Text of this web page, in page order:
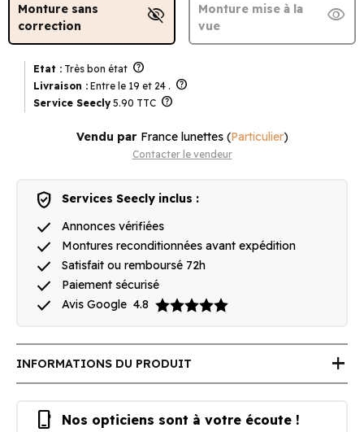
Monture sans
correction
visibility_off
Monture mise à la
vue
visibility
Etat : Très bon état help
Livraison : Entre le 19 et 24 . help
Service Seecly 5.90 TTC help
Vendu par France lunettes(Particulier)
Contacter le vendeur
verified_user Services Seecly inclus :
done Annonces vérifiées
done Montures reconditionnées avant expédition
done Satisfait ou remboursé 72h
done Paiement sécurisé
done Avis Google 4.8
INFORMATIONS DU PRODUIT add
phone_iphone Nos opticiens sont à votre écoute !